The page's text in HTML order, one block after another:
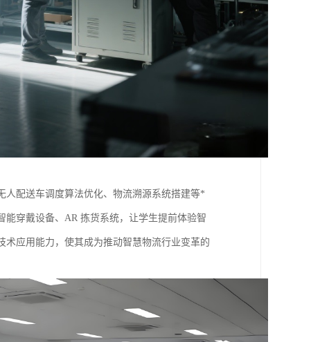
人配送车调度算法优化、物流溯源系统搭建等*
穿戴设备、AR 拣货系统，让学生提前体验智
应用能力，使其成为推动智慧物流行业变革的